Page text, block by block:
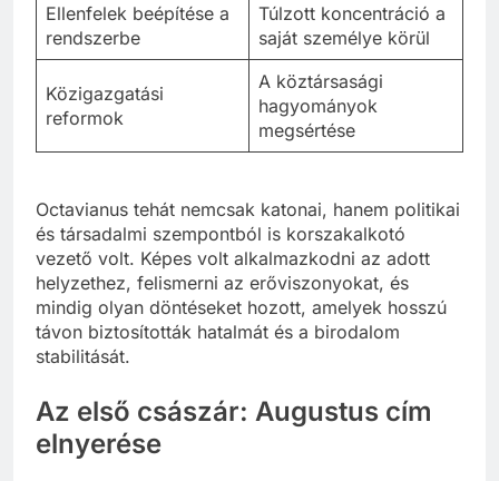
Ellenfelek beépítése a
rendszerbe
Túlzott koncentráció a
saját személye körül
Közigazgatási
reformok
A köztársasági
hagyományok
megsértése
Octavianus tehát nemcsak katonai, hanem politikai
és társadalmi szempontból is korszakalkotó
vezető volt. Képes volt alkalmazkodni az adott
helyzethez, felismerni az erőviszonyokat, és
mindig olyan döntéseket hozott, amelyek hosszú
távon biztosították hatalmát és a birodalom
stabilitását.
Az első császár: Augustus cím
elnyerése